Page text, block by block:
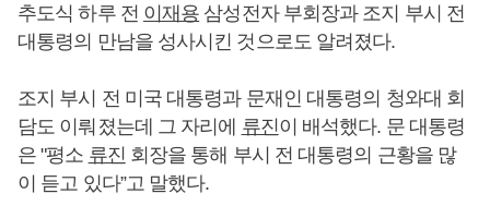
추도식 하루 전 이재용 삼성전자 부회장과 조지 부시 전
대통령의 만남을 성사시킨 것으로도 알려졌다.
조지 부시 전 미국 대통령과 문재인 대통령의 청와대 회
담도 이뤄졌는데 그 자리에 류진이 배석했다. 문 대통령
은 "평소 류진 회장을 통해 부시 전 대통령의 근황을 많
이 듣고 있다”고 말했다.